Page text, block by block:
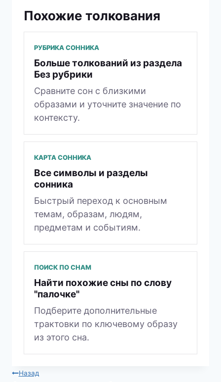
Похожие толкования
РУБРИКА СОННИКА
Больше толкований из раздела
Без рубрики
Сравните сон с близкими
образами и уточните значение по
контексту.
КАРТА СОННИКА
Все символы и разделы
сонника
Быстрый переход к основным
темам, образам, людям,
предметам и событиям.
ПОИСК ПО СНАМ
Найти похожие сны по слову
"палочке"
Подберите дополнительные
трактовки по ключевому образу
из этого сна.
Навигация
Назад